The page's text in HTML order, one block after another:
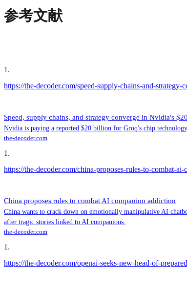
参考文献
1 .
https://the-decoder.com/speed-supply-chains-and-
Speed, supply chains, and strategy converge in Nvidia's
Nvidia is paying a reported $20 billion for Groq's chip
the-decoder.com
1 .
https://the-decoder.com/china-proposes-rules-to-combat-
China proposes rules to combat AI companion addiction
China wants to crack down on emotionally manipulative AI
after tragic stories linked to AI companions.
the-decoder.com
1 .
https://the-decoder.com/openai-seeks-new-head-of-